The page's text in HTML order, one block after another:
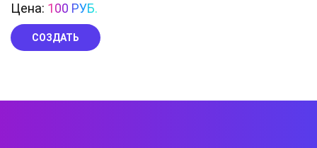
Цена: 100 РУБ.
СОЗДАТЬ